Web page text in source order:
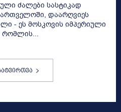
ძალები სასტიკად
დაარღვიეს
- ეს მოსკოვის იმპერიული
რომლის...